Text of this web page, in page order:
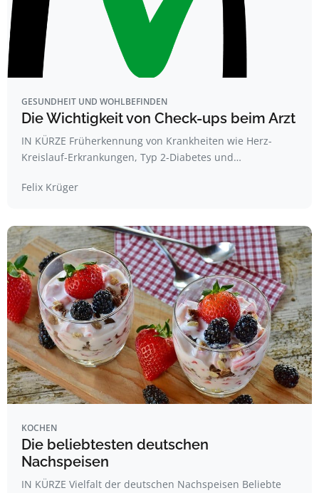
GESUNDHEIT UND WOHLBEFINDEN
Die Wichtigkeit von Check-ups beim Arzt
IN KÜRZE Früherkennung von Krankheiten wie Herz-
Kreislauf-Erkrankungen, Typ 2-Diabetes und…
Felix Krüger
KOCHEN
Die beliebtesten deutschen
Nachspeisen
IN KÜRZE Vielfalt der deutschen Nachspeisen Beliebte